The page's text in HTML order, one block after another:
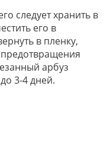
следует хранить в
его в
в пленку,
арбуз
3-4 дней.